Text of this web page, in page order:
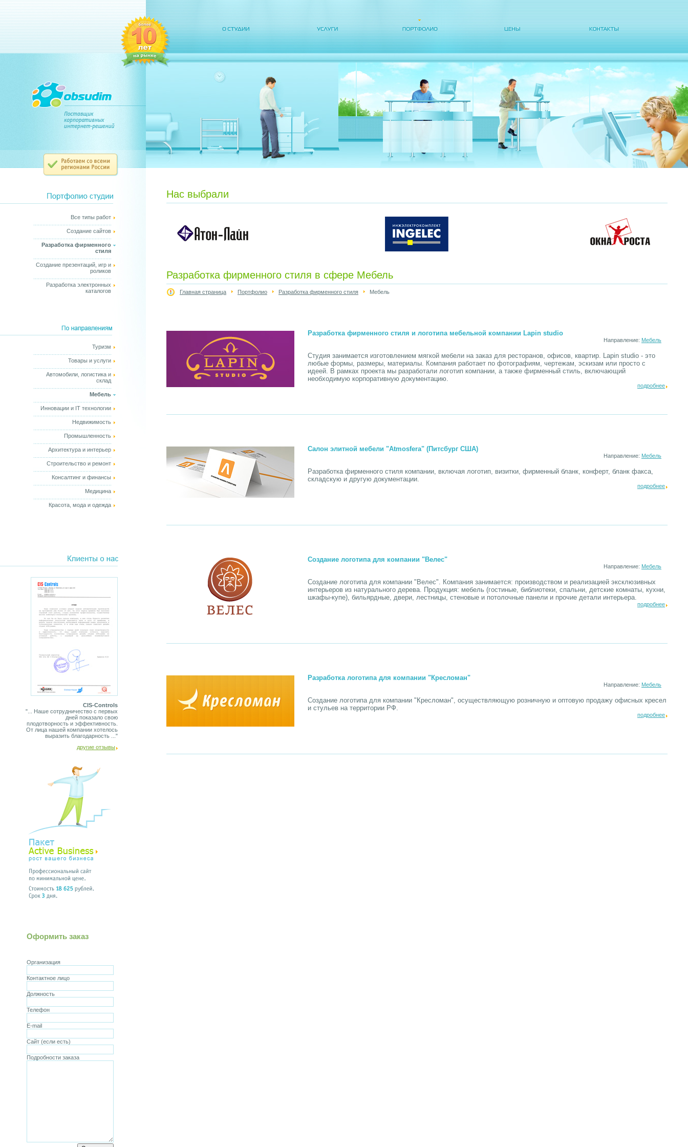
Все типы работ
Создание сайтов
Разработка фирменного
стиля
Создание презентаций, игр и
роликов
Разработка электронных
каталогов
Туризм
Товары и услуги
Автомобили, логистика и
склад
Мебель
Инновации и IT технологии
Недвижимость
Промышленность
Архитектура и интерьер
Строительство и ремонт
Консалтинг и финансы
Медицина
Красота, мода и одежда
CIS-Controls
"... Наше сотрудничество с первых
дней показало свою
плодотворность и эффективность.
От лица нашей компании хотелось
выразить благодарность ..."
другие отзывы
Оформить заказ
Организация
Контактное лицо
Должность
Телефон
E-mail
Сайт (если есть)
Подробности заказа
Нас выбрали
Разработка фирменного стиля в сфере Мебель
Главная страница Портфолио Разработка фирменного стиля Мебель
Разработка фирменного стиля и логотипа мебельной компании Lapin studio
Направление: Мебель
Студия занимается изготовлением мягкой мебели на заказ для ресторанов, офисов, квартир. Lapin studio - это
любые формы, размеры, материалы. Компания работает по фотографиям, чертежам, эскизам или просто с
идеей. В рамках проекта мы разработали логотип компании, а также фирменный стиль, включающий
необходимую корпоративную документацию.
подробнее
Салон элитной мебели "Atmosfera" (Питсбург США)
Направление: Мебель
Разработка фирменного стиля компании, включая логотип, визитки, фирменный бланк, конферт, бланк факса,
складскую и другую документации.
подробнее
Создание логотипа для компании "Велес"
Направление: Мебель
Создание логотипа для компании "Велес". Компания занимается: производством и реализацией эксклюзивных
интерьеров из натурального дерева. Продукция: мебель (гостиные, библиотеки, спальни, детские комнаты, кухни,
шкафы-купе), бильярдные, двери, лестницы, стеновые и потолочные панели и прочие детали интерьера.
подробнее
Разработка логотипа для компании "Кресломан"
Направление: Мебель
Создание логотипа для компании "Кресломан", осуществляющую розничную и оптовую продажу офисных кресел
и стульев на территории РФ.
подробнее